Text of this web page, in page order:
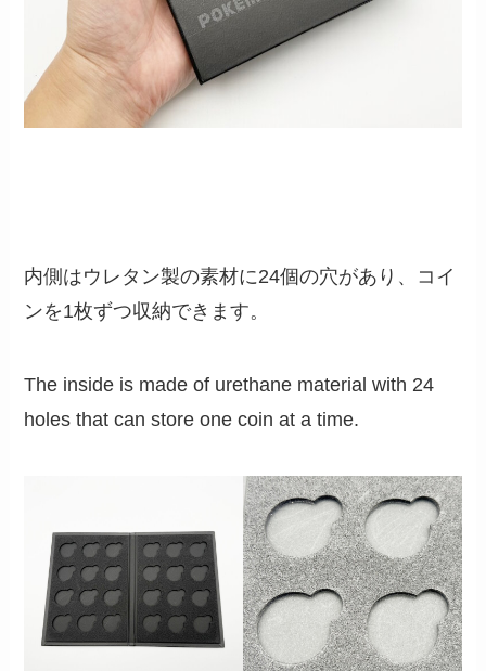
内側はウレタン製の素材に24個の穴があり、コイ
ンを1枚ずつ収納できます。
The inside is made of urethane material with 24
holes that can store one coin at a time.